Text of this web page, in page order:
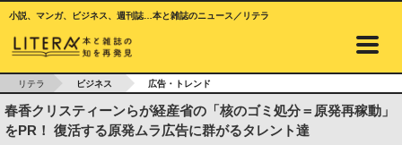
小説、マンガ、ビジネス、週刊誌…本と雑誌のニュース／リテラ
リテラ ビジネス 広告・トレンド
春香クリスティーンらが経産省の「核のゴミ処分＝原発再稼動」
をPR！ 復活する原発ムラ広告に群がるタレント達